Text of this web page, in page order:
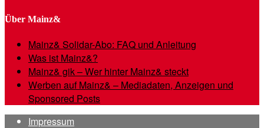
Über Mainz&
Mainz& Solidar-Abo: FAQ und Anleitung
Was ist Mainz&?
Mainz& gik – Wer hinter Mainz& steckt
Werben auf Mainz& – Mediadaten, Anzeigen und
Sponsored Posts
Impressum